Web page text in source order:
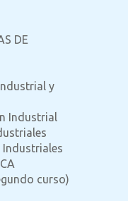
DE
y
Industrial
Industriales
curso)